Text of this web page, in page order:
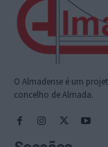
O Almadense é um
concelho de Almada.